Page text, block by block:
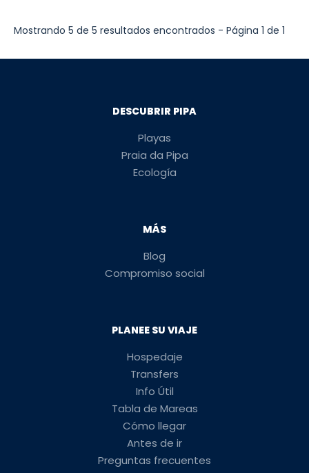
Mostrando 5 de 5 resultados encontrados - Página 1 de 1
DESCUBRIR PIPA
Playas
Praia da Pipa
Ecología
MÁS
Blog
Compromiso social
PLANEE SU VIAJE
Hospedaje
Transfers
Info Útil
Tabla de Mareas
Cómo llegar
Antes de ir
Preguntas frecuentes